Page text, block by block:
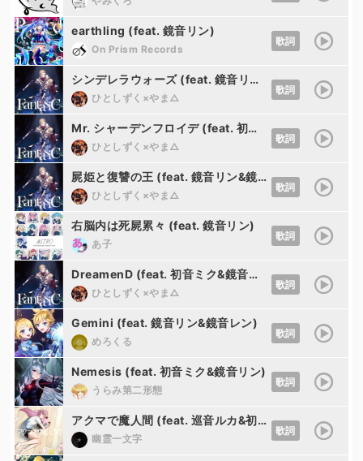
earthling (feat. 鏡音リン)
On Prism Records
歌詞
シンデレラウォーズ (feat. 鏡音リン&初音ミク)
ひとしずく×やま△
歌詞
Mr. シャーデンフロイデ (feat. 初音ミク&鏡音リン&鏡音レン&巡音ルカ&MEIKO&KAITO&がくっぽいど&メグッポイド)
ひとしずく×やま△
歌詞
屍姫と復讐の王 (feat. 鏡音リン&鏡音レン)
ひとしずく×やま△
歌詞
右脳内は死屍累々 (feat. 鏡音リン)
あ子
歌詞
DreamenD (feat. 初音ミク&鏡音リン&鏡音レン&巡音ルカ&MEIKO&KAITO)
ひとしずく×やま△
歌詞
Gemini (feat. 鏡音リン&鏡音レン)
めろくる
歌詞
Nemesis (feat. 初音ミク&鏡音リン)
うらみ第二形態
歌詞
アクマで魔人間 (feat. 巡音ルカ&初音ミク&MEIKO&鏡音リン&鏡音レン&KAITO)
幽霊一文字
歌詞